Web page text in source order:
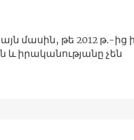
մասին, թե 2012 թ.-ից
և իրականությանը չեն